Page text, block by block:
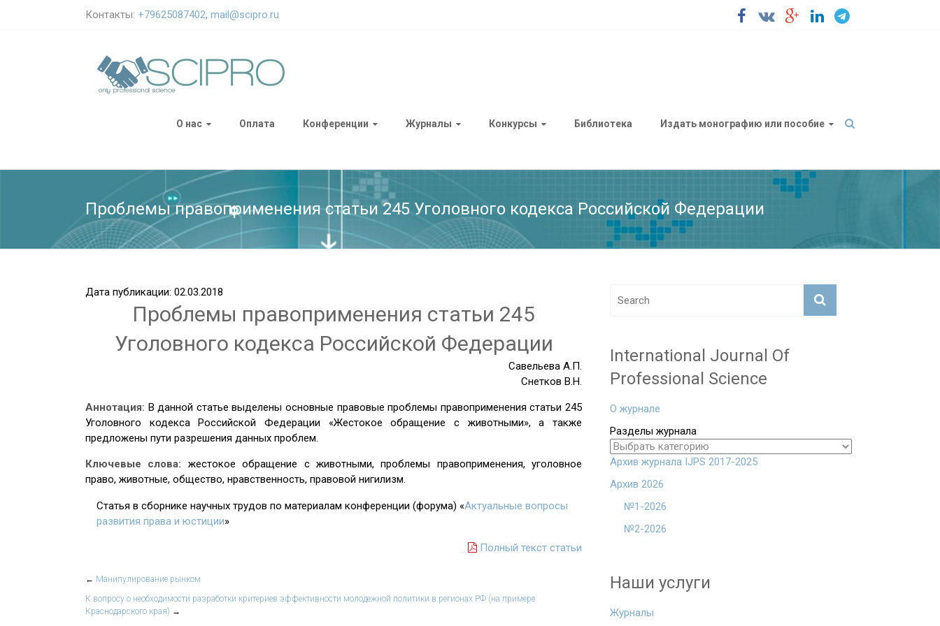
Контакты: +79625087402, mail@scipro.ru
О нас Оплата Конференции Журналы Конкурсы Библиотека Издать монографию или пособие
Проблемы правоприменения статьи 245 Уголовного кодекса Российской Федерации
Дата публикации: 02.03.2018
Проблемы правоприменения статьи 245
Уголовного кодекса Российской Федерации
Савельева А.П.
Снетков В.Н.
Аннотация: В данной статье выделены основные правовые проблемы правоприменения статьи 245
Уголовного кодекса Российской Федерации «Жестокое обращение с животными», а также
предложены пути разрешения данных проблем.
Ключевые слова: жестокое обращение с животными, проблемы правоприменения, уголовное
право, животные, общество, нравственность, правовой нигилизм.
Статья в сборнике научных трудов по материалам конференции (форума) «Актуальные вопросы
развития права и юстиции»
Полный текст статьи
← Манипулирование рынком
К вопросу о необходимости разработки критериев эффективности молодежной политики в регионах РФ (на примере
Краснодарского края) →
International Journal Of
Professional Science
О журнале
Разделы журнала
Архив журнала IJPS 2017-2025
Архив 2026
№1-2026
№2-2026
Наши услуги
Журналы